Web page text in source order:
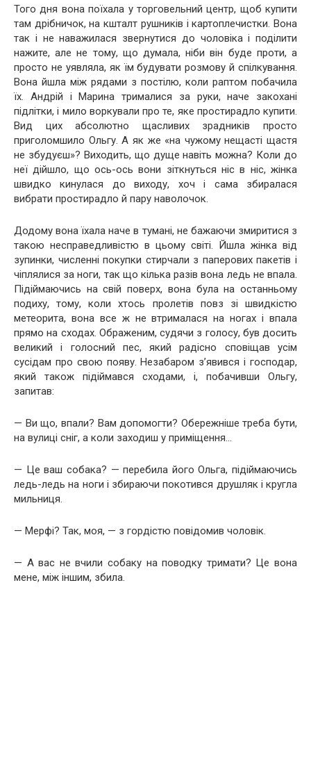
Того дня вона поїхала у торговельний центр, щоб купити
там дрібничок, на кшталт рушників і картоплечистки. Вона
так і не наважилася звернутися до чоловіка і поділити
нажите, але не тому, що думала, ніби він буде проти, а
просто не уявляла, як їм будувати розмову й спілкування.
Вона йшла між рядами з постілю, коли раптом побачила
їх. Андрій і Марина трималися за руки, наче закохані
підлітки, і мило воркували про те, яке простирадло купити.
Вид цих абсолютно щасливих зрадників просто
приголомшило Ольгу. А як же «на чужому нещасті щастя
не збудуєш»? Виходить, що дуще навіть можна? Коли до
неї дійшло, що ось-ось вони зіткнуться ніс в ніс, жінка
швидко кинулася до виходу, хоч і сама збиралася
вибрати простирадло й пару наволочок.
Додому вона їхала наче в тумані, не бажаючи змиритися з
такою несправедливістю в цьому світі. Йшла жінка від
зупинки, численні покупки стирчали з паперових пакетів і
чіплялися за ноги, так що кілька разів вона ледь не впала.
Підіймаючись на свій поверх, вона була на останньому
подиху, тому, коли хтось пролетів повз зі швидкістю
метеорита, вона все ж не втрималася на ногах і впала
прямо на сходах. Ображеним, судячи з голосу, був досить
великий і голосний пес, який радісно сповіщав усім
сусідам про свою появу. Незабаром з’явився і господар,
який також підіймався сходами, і, побачивши Ольгу,
запитав:
— Ви що, впали? Вам допомогти? Обережніше треба бути,
на вулиці сніг, а коли заходиш у приміщення…
— Це ваш собака? — перебила його Ольга, підіймаючись
ледь-ледь на ноги і збираючи покотився друшляк і кругла
мильниця.
— Мерфі? Так, моя, — з гордістю повідомив чоловік.
— А вас не вчили собаку на поводку тримати? Це вона
мене, між іншим, збила.